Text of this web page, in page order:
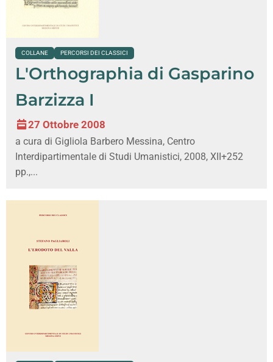
COLLANE PERCORSI DEI CLASSICI
L'Orthographia di Gasparino
Barzizza I
27 Ottobre 2008
a cura di Gigliola Barbero Messina, Centro
Interdipartimentale di Studi Umanistici, 2008, XII+252
pp.,...